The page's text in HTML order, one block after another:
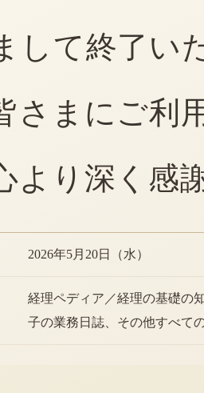
して終了い
さまにご利
より深く感
2026年5月20日（水）
経理ペディア／経理の基礎の
子の業務日誌、その他すべて